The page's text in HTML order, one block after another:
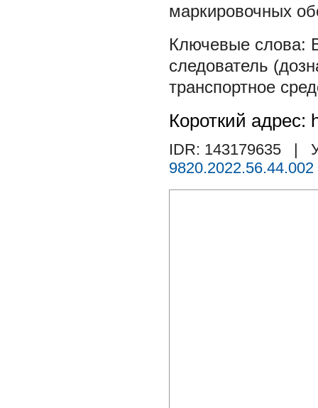
маркировочных
следователь
транспортное
Короткий адрес:
IDR: 143179635
|
9820.2022.56.44.002